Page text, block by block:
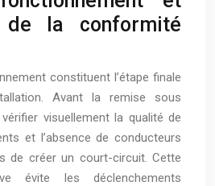
de la conformité
constituent l’étape finale
Avant la remise sous
visuellement la qualité de
et l’absence de conducteurs
de créer un court-circuit. Cette
évite les déclenchements